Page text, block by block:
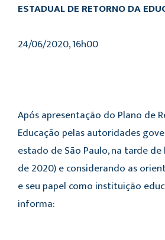
ESTADUAL DE RETORNO DA
24/06/2020, 16h00
Após apresentação do Plano de
Educação pelas autoridades
estado de São Paulo, na tarde
de 2020) e considerando as
e seu papel como instituição
informa: